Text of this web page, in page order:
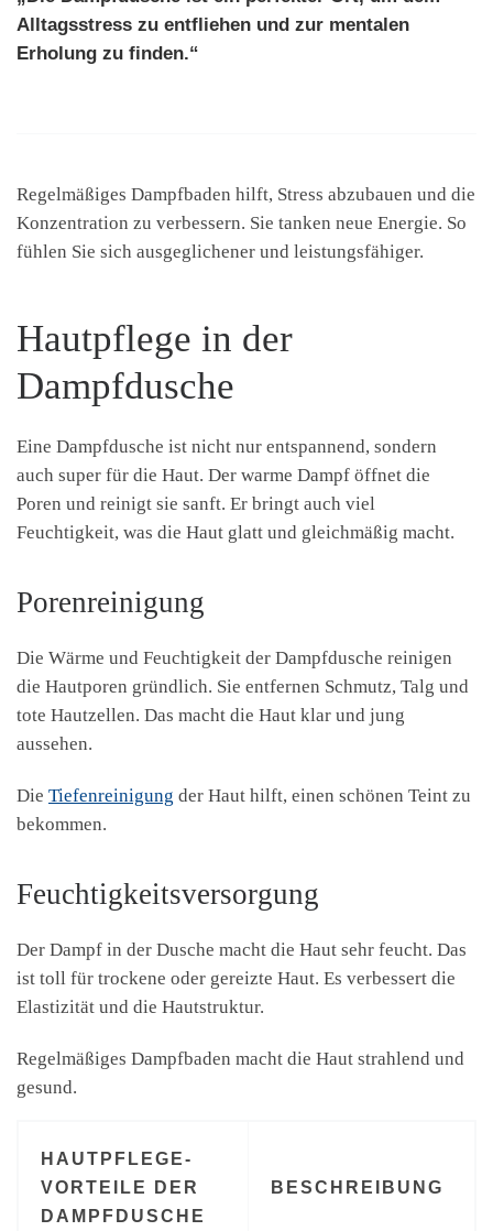
Alltagsstress zu entfliehen und zur mentalen
Erholung zu finden.“
Regelmäßiges Dampfbaden hilft, Stress abzubauen und die
Konzentration zu verbessern. Sie tanken neue Energie. So
fühlen Sie sich ausgeglichener und leistungsfähiger.
Hautpflege in der
Dampfdusche
Eine Dampfdusche ist nicht nur entspannend, sondern
auch super für die Haut. Der warme Dampf öffnet die
Poren und reinigt sie sanft. Er bringt auch viel
Feuchtigkeit, was die Haut glatt und gleichmäßig macht.
Porenreinigung
Die Wärme und Feuchtigkeit der Dampfdusche reinigen
die Hautporen gründlich. Sie entfernen Schmutz, Talg und
tote Hautzellen. Das macht die Haut klar und jung
aussehen.
Die Tiefenreinigung der Haut hilft, einen schönen Teint zu
bekommen.
Feuchtigkeitsversorgung
Der Dampf in der Dusche macht die Haut sehr feucht. Das
ist toll für trockene oder gereizte Haut. Es verbessert die
Elastizität und die Hautstruktur.
Regelmäßiges Dampfbaden macht die Haut strahlend und
gesund.
HAUTPFLEGE-
VORTEILE DER
DAMPFDUSCHE
BESCHREIBUNG